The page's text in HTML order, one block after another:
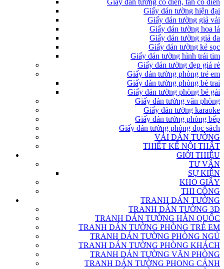
Giấy dán tường cổ điển, tân cổ điển
Giấy dán tường hiện đại
Giấy dán tường giả vải
Giấy dán tường hoa lá
Giấy dán tường giả da
Giấy dán tường kẻ sọc
Giấy dán tường hình trái tim
Giấy dán tường đẹp giá rẻ
Giấy dán tường phòng trẻ em
Giấy dán tường phòng bé trai
Giấy dán tường phòng bé gái
Giấy dán tường văn phòng
Giấy dán tường karaoke
Giấy dán tường phòng bếp
Giấy dán tường phòng đọc sách
VẢI DÁN TƯỜNG
THIẾT KẾ NỘI THẤT
GIỚI THIỆU
TƯ VẤN
SỰ KIỆN
KHO GIẤY
THI CÔNG
TRANH DÁN TƯỜNG
TRANH DÁN TƯỜNG 3D
TRANH DÁN TƯỜNG HÀN QUỐC
TRANH DÁN TƯỜNG PHÒNG TRẺ EM
TRANH DÁN TƯỜNG PHÒNG NGỦ
TRANH DÁN TƯỜNG PHÒNG KHÁCH
TRANH DÁN TƯỜNG VĂN PHÒNG
TRANH DÁN TƯỜNG PHONG CẢNH